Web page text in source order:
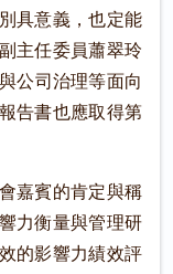
具意義，也定能
主任委員蕭翠玲
公司治理等面向
告書也應取得第
嘉賓的肯定與稱
力衡量與管理研
的影響力績效評